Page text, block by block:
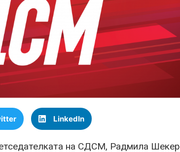
LinkedIn
на СДСМ, Радмила